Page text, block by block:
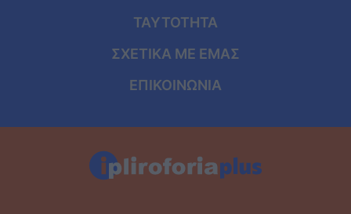
ΤΑΥΤΟΤΗΤΑ
ΣΧΕΤΙΚΑ ΜΕ ΕΜΑΣ
ΕΠΙΚΟΙΝΩΝΙΑ